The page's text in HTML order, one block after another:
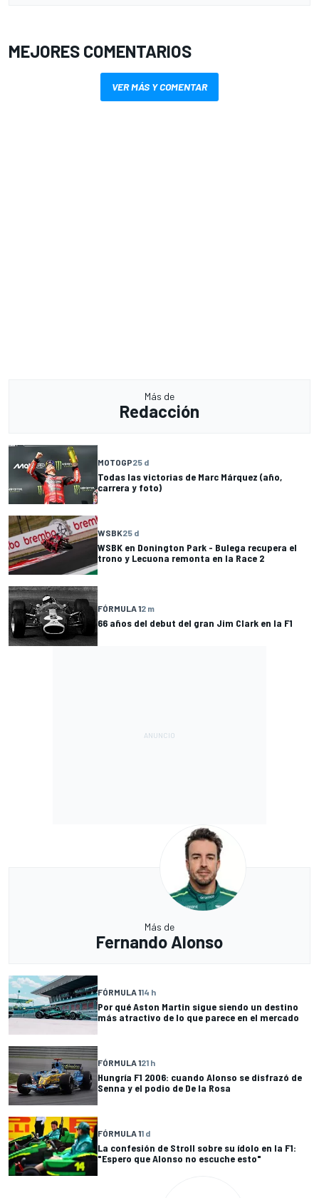
MEJORES COMENTARIOS
VER MÁS Y COMENTAR
Más de
Redacción
MOTOGP25 d
Todas las victorias de Marc Márquez (año,
carrera y foto)
WSBK25 d
WSBK en Donington Park - Bulega recupera el
trono y Lecuona remonta en la Race 2
FÓRMULA 12 m
66 años del debut del gran Jim Clark en la F1
Más de
Fernando Alonso
FÓRMULA 114 h
Por qué Aston Martin sigue siendo un destino
más atractivo de lo que parece en el mercado
FÓRMULA 121 h
Hungría F1 2006: cuando Alonso se disfrazó de
Senna y el podio de De la Rosa
FÓRMULA 11 d
La confesión de Stroll sobre su ídolo en la F1:
"Espero que Alonso no escuche esto"